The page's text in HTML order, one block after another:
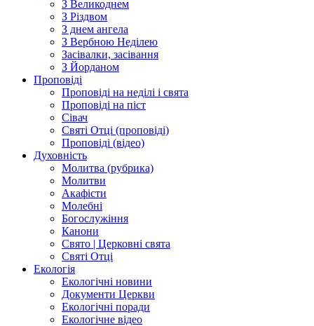
З Великоднем
З Різдвом
З днем ангела
З Вербною Неділею
Засівалки, засівання
З Йорданом
Проповіді
Проповіді на неділі і свята
Проповіді на піст
Сівач
Святі Отці (проповіді)
Проповіді (відео)
Духовність
Молитва (рубрика)
Молитви
Акафісти
Молебні
Богослужіння
Канони
Свято | Церковні свята
Святі Отці
Екологія
Екологічні новини
Документи Церкви
Екологічні поради
Екологічне відео